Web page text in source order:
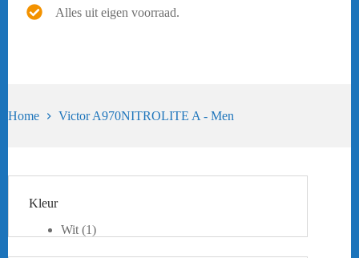
Alles uit eigen voorraad.
Home Victor A970NITROLITE A - Men
Kleur
Wit (1)